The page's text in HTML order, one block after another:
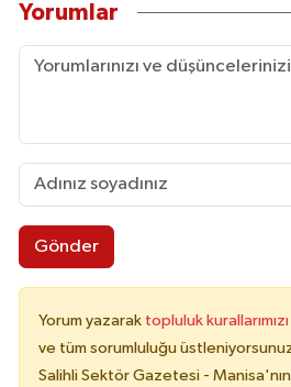
Yorumlar
Gönder
Yorum yazarak topluluk kurallarımızı
ve tüm sorumluluğu
Salihli Sektör Gazetesi -